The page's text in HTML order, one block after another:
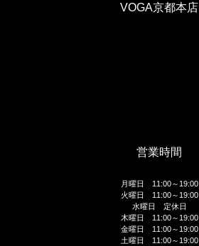
VOGA京都本店
営業時間
月曜日 11:00～19:00
火曜日 11:00～19:00
水曜日 定休日
木曜日 11:00～19:00
金曜日 11:00～19:00
土曜日 11:00～19:00